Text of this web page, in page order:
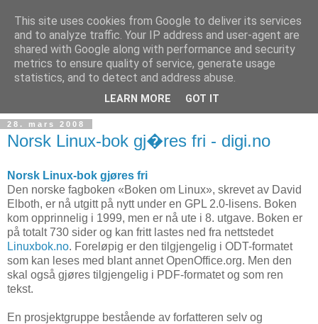
Teknologinyheter
28. mars 2008
Norsk Linux-bok gj�res fri - digi.no
Norsk Linux-bok gjøres fri
Den norske fagboken «Boken om Linux», skrevet av David
Elboth, er nå utgitt på nytt under en GPL 2.0-lisens. Boken
kom opprinnelig i 1999, men er nå ute i 8. utgave. Boken er
på totalt 730 sider og kan fritt lastes ned fra nettstedet
Linuxbok.no. Foreløpig er den tilgjengelig i ODT-formatet
som kan leses med blant annet OpenOffice.org. Men den
skal også gjøres tilgjengelig i PDF-formatet og som ren
tekst.
En prosjektgruppe bestående av forfatteren selv og
This site uses cookies from Google to deliver its services
and to analyze traffic. Your IP address and user-agent are
shared with Google along with performance and security
metrics to ensure quality of service, generate usage
statistics, and to detect and address abuse.
LEARN MORE GOT IT